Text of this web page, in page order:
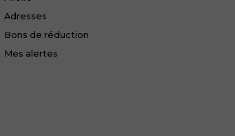
Adresses
Bons de réduction
Mes alertes